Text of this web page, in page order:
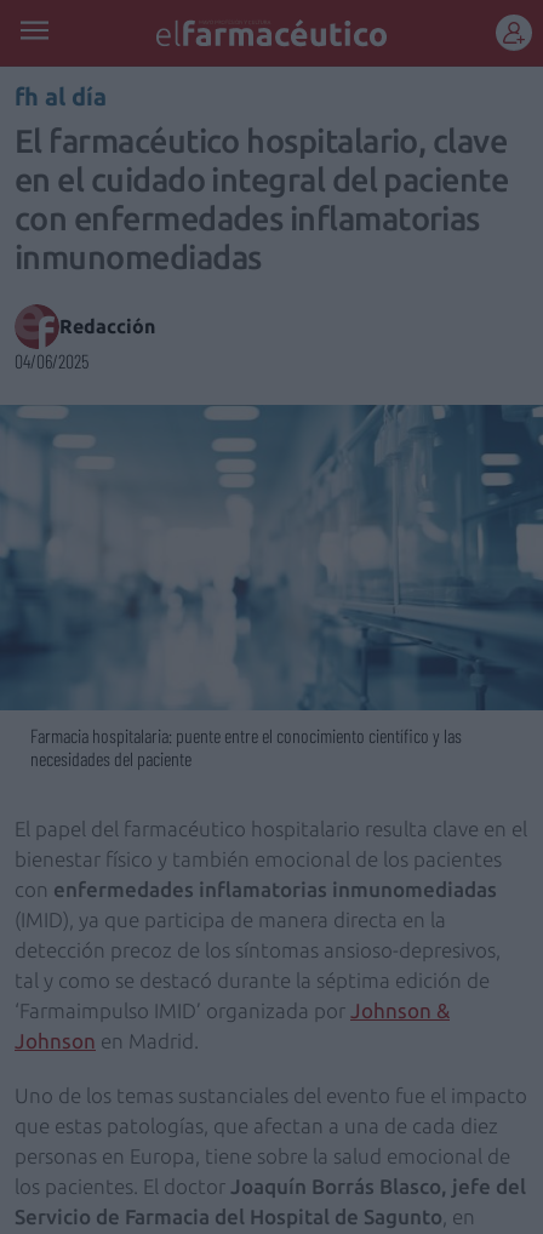
fh al día
El farmacéutico hospitalario, clave
en el cuidado integral del paciente
con enfermedades inflamatorias
inmunomediadas
Redacción
04/06/2025
Farmacia hospitalaria: puente entre el conocimiento científico y las
necesidades del paciente
El papel del farmacéutico hospitalario resulta clave en el
bienestar físico y también emocional de los pacientes
con enfermedades inflamatorias inmunomediadas
(IMID), ya que participa de manera directa en la
detección precoz de los síntomas ansioso-depresivos,
tal y como se destacó durante la séptima edición de
‘Farmaimpulso IMID’ organizada por Johnson &
Johnson en Madrid.
Uno de los temas sustanciales del evento fue el impacto
que estas patologías, que afectan a una de cada diez
personas en Europa, tiene sobre la salud emocional de
los pacientes. El doctor Joaquín Borrás Blasco, jefe del
Servicio de Farmacia del Hospital de Sagunto , en